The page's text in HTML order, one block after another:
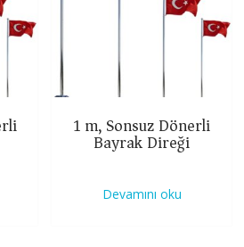
1 m, Sonsuz Dönerli
Bayrak Direği
Devamını oku